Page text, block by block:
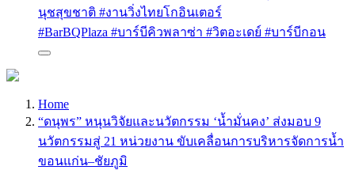
นุชสุขชาติ #งานวิ่งไทยโกอินเตอร์
#BarBQPlaza #บาร์บีคิวพลาซ่า #วิตอะเดย์ #บาร์บีกอน
Home
“ดนุพร” หนุนวิจัยและนวัตกรรม ‘น้ำมั่นคง’ ส่งมอบ 9
นวัตกรรมสู่ 21 หน่วยงาน ขับเคลื่อนการบริหารจัดการน้ำ
ขอนแก่น–ชัยภูมิ